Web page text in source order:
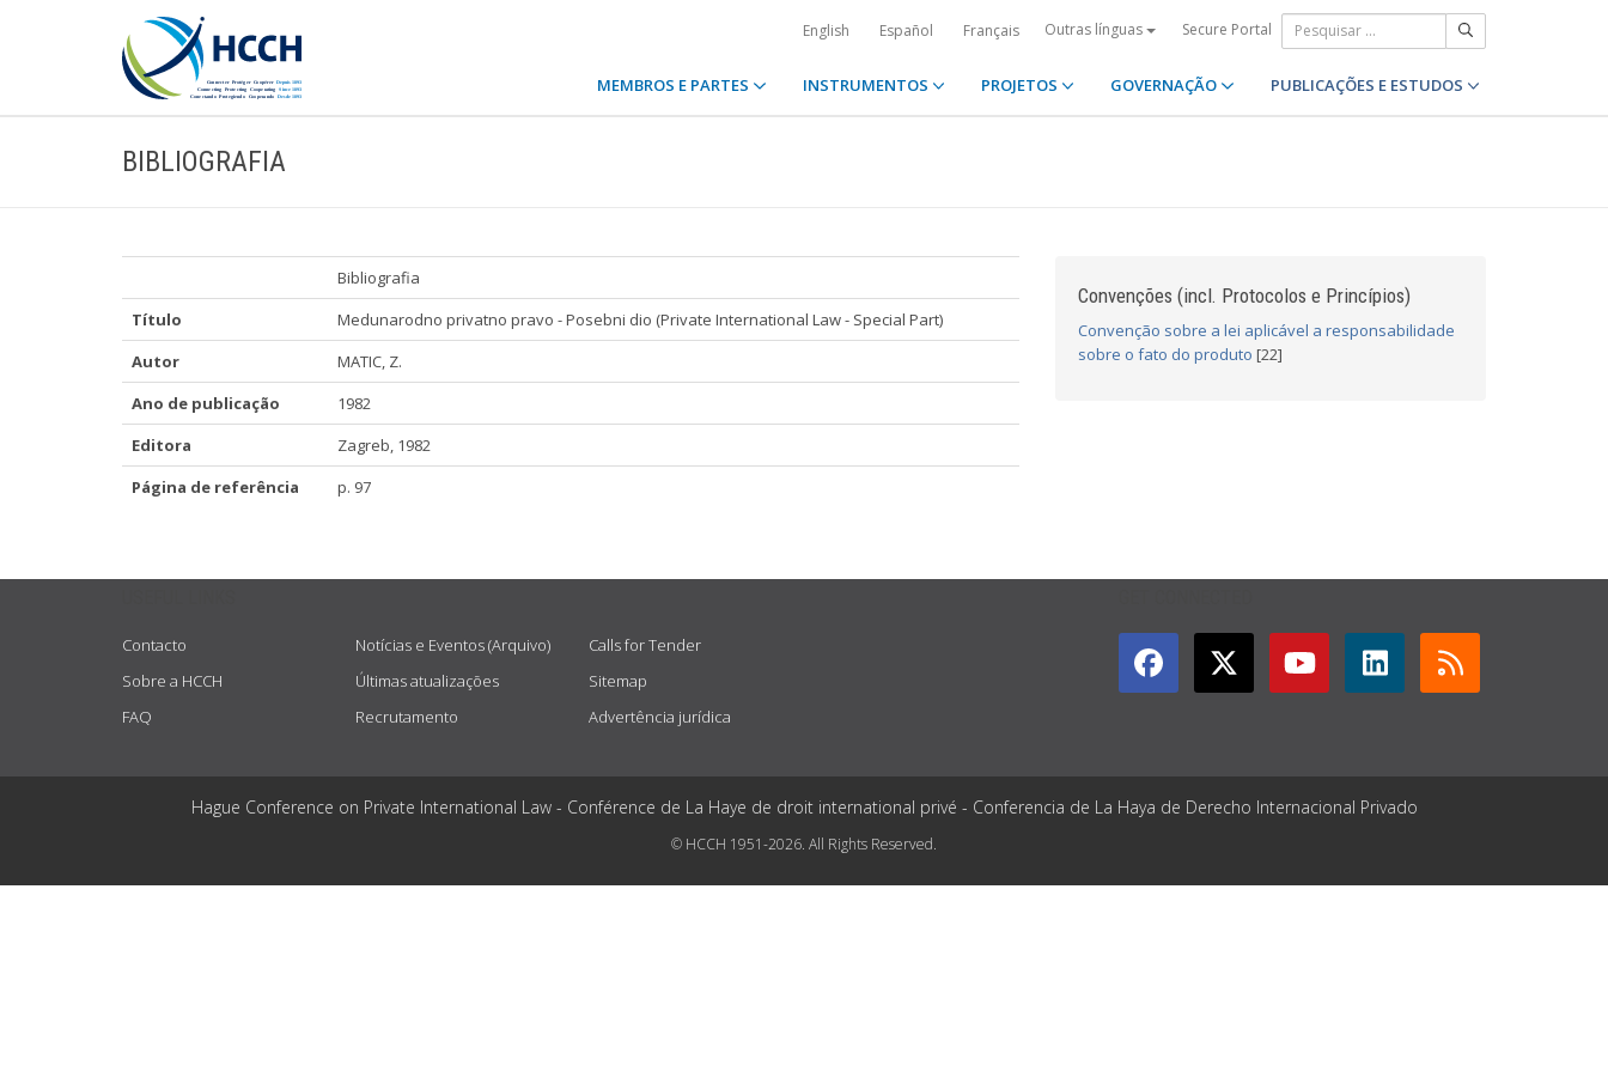
English Español Français Outras línguas Secure Portal
MEMBROS E PARTES INSTRUMENTOS PROJETOS GOVERNAÇÃO PUBLICAÇÕES E ESTUDOS
BIBLIOGRAFIA
Bibliografia
Título
Medunarodno privatno pravo - Posebni dio (Private International Law - Special Part)
Autor
MATIC, Z.
Ano de publicação
1982
Editora
Zagreb, 1982
Página de referência
p. 97
Convenções (incl. Protocolos e Princípios)
Convenção sobre a lei aplicável a responsabilidade
sobre o fato do produto [22]
Contacto
Sobre a HCCH
FAQ
Notícias e Eventos (Arquivo)
Últimas atualizações
Recrutamento
Calls for Tender
Sitemap
Advertência jurídica
Hague Conference on Private International Law - Conférence de La Haye de droit international privé - Conferencia de La Haya de Derecho Internacional Privado
© HCCH 1951-2026. All Rights Reserved.